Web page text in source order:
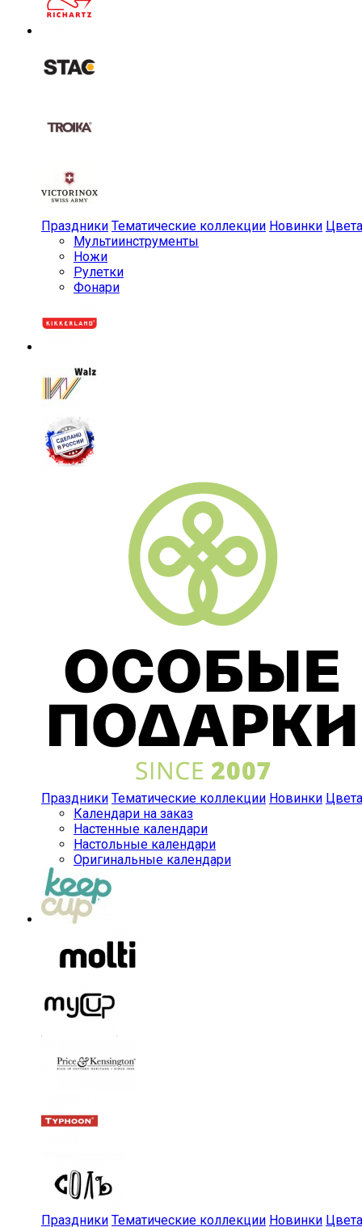
Праздники Тематические коллекции Новинки Цвета
Мульти­инструменты
Ножи
Рулетки
Фонари
Праздники Тематические коллекции Новинки Цвета
Календари на заказ
Настенные календари
Настольные календари
Оригинальные календари
Праздники Тематические коллекции Новинки Цвета